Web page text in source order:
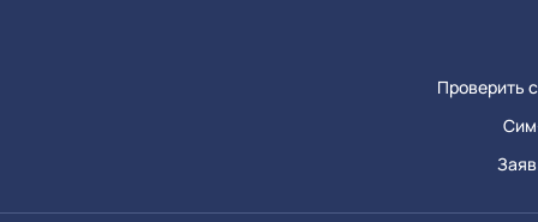
Проверить